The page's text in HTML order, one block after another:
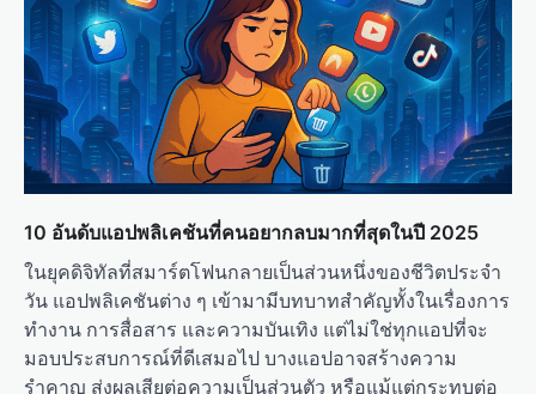
o
n
10 อันดับแอปพลิเคชันที่คนอยากลบมากที่สุดในปี 2025
ในยุคดิจิทัลที่สมาร์ตโฟนกลายเป็นส่วนหนึ่งของชีวิตประจำ
วัน แอปพลิเคชันต่าง ๆ เข้ามามีบทบาทสำคัญทั้งในเรื่องการ
ทำงาน การสื่อสาร และความบันเทิง แต่ไม่ใช่ทุกแอปที่จะ
มอบประสบการณ์ที่ดีเสมอไป บางแอปอาจสร้างความ
รำคาญ ส่งผลเสียต่อความเป็นส่วนตัว หรือแม้แต่กระทบต่อ